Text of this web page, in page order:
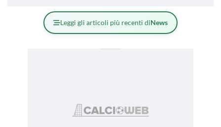
Leggi gli articoli più recenti diNews